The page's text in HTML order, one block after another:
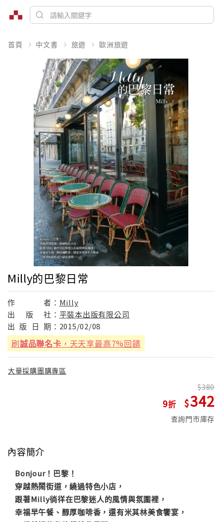
首頁 中文書 旅遊 歐洲旅遊
Milly的巴黎日常
作 者： Milly
出
版 社： 平裝本出版有限公司
出 版 日 期： 2015/02/08
刷誠品聯名卡 ，天天享最高7%回饋
大量採購團購專區
9
380
342
查詢門市庫存
內容簡介
Bonjour！巴黎！
穿越熱鬧街道，繞過特色小店，
跟著Milly徜徉在巴黎迷人的風情與氛圍裡，
幸福早午餐、醇厚咖啡香，還有米其林美食饗宴，